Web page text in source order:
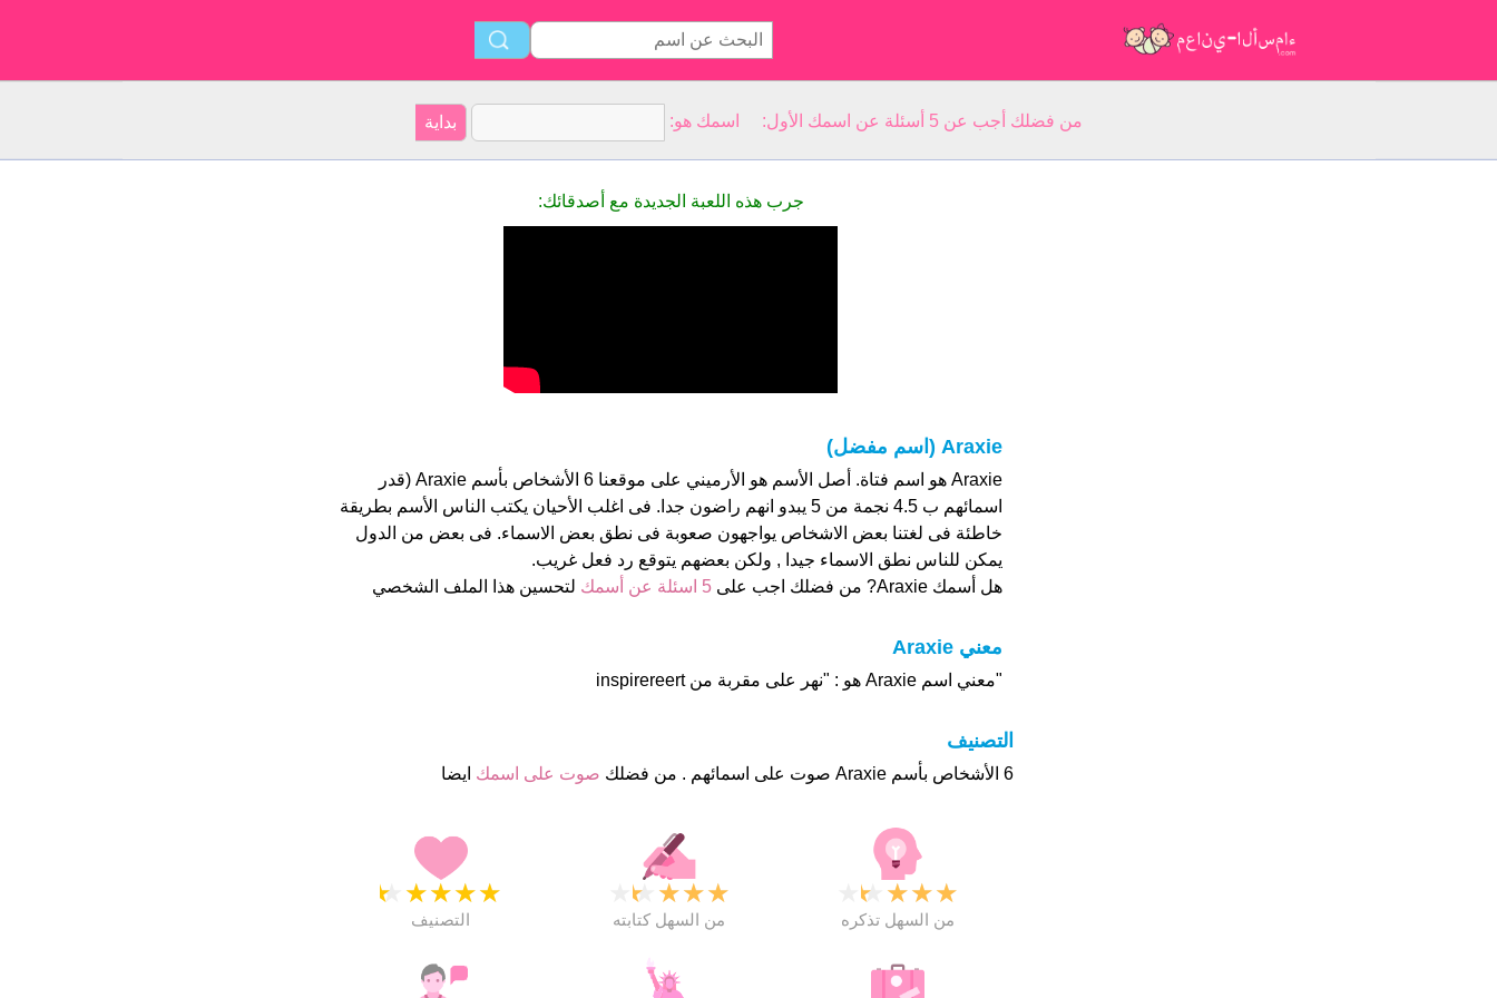
من فضلك أجب عن 5 أسئلة عن اسمك الأول: اسمك هو:
جرب هذه اللعبة الجديدة مع أصدقائك:
Araxie (اسم مفضل)
Araxie هو اسم فتاة. أصل الأسم هو الأرميني على موقعنا 6 الأشخاص بأسم Araxie (قدر
اسمائهم ب 4.5 نجمة من 5 يبدو انهم راضون جدا. فى اغلب الأحيان يكتب الناس الأسم بطريقة
خاطئة فى لغتنا بعض الاشخاص يواجهون صعوبة فى نطق بعض الاسماء. فى بعض من الدول
يمكن للناس نطق الاسماء جيدا , ولكن بعضهم يتوقع رد فعل غريب.
هل أسمك Araxie? من فضلك اجب على
5 اسئلة عن أسمك لتحسين هذا الملف الشخصي
معني Araxie
"معني اسم Araxie هو : "نهر على مقربة من inspirereert
التصنيف
6 الأشخاص بأسم Araxie صوت على اسمائهم . من فضلك صوت على اسمك ايضا
★
★
★
★
★
التصنيف
★
★
★
★
من السهل كتابته
★
★
★
★
من السهل تذكره